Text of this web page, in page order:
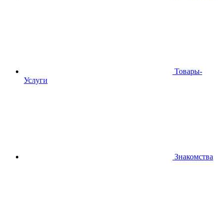
Товары-
Услуги
Знакомства